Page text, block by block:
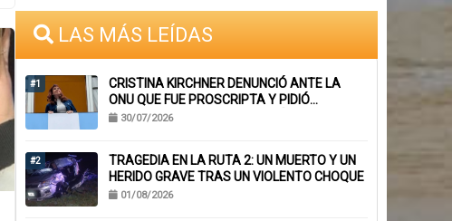
LAS MÁS LEÍDAS
#1
CRISTINA KIRCHNER DENUNCIÓ ANTE LA
ONU QUE FUE PROSCRIPTA Y PIDIÓ
SUSPENDER SU INHABILITACIÓN PERPETUA
30/07/2026
#2
TRAGEDIA EN LA RUTA 2: UN MUERTO Y UN
HERIDO GRAVE TRAS UN VIOLENTO CHOQUE
01/08/2026